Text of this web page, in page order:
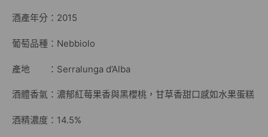
酒產年分：2015
葡萄品種：Nebbiolo
產地 ：Serralunga d’Alba
酒體香氣：濃郁紅莓果香與黑櫻桃，甘草香甜口感如水果蛋糕
酒精濃度：14.5%